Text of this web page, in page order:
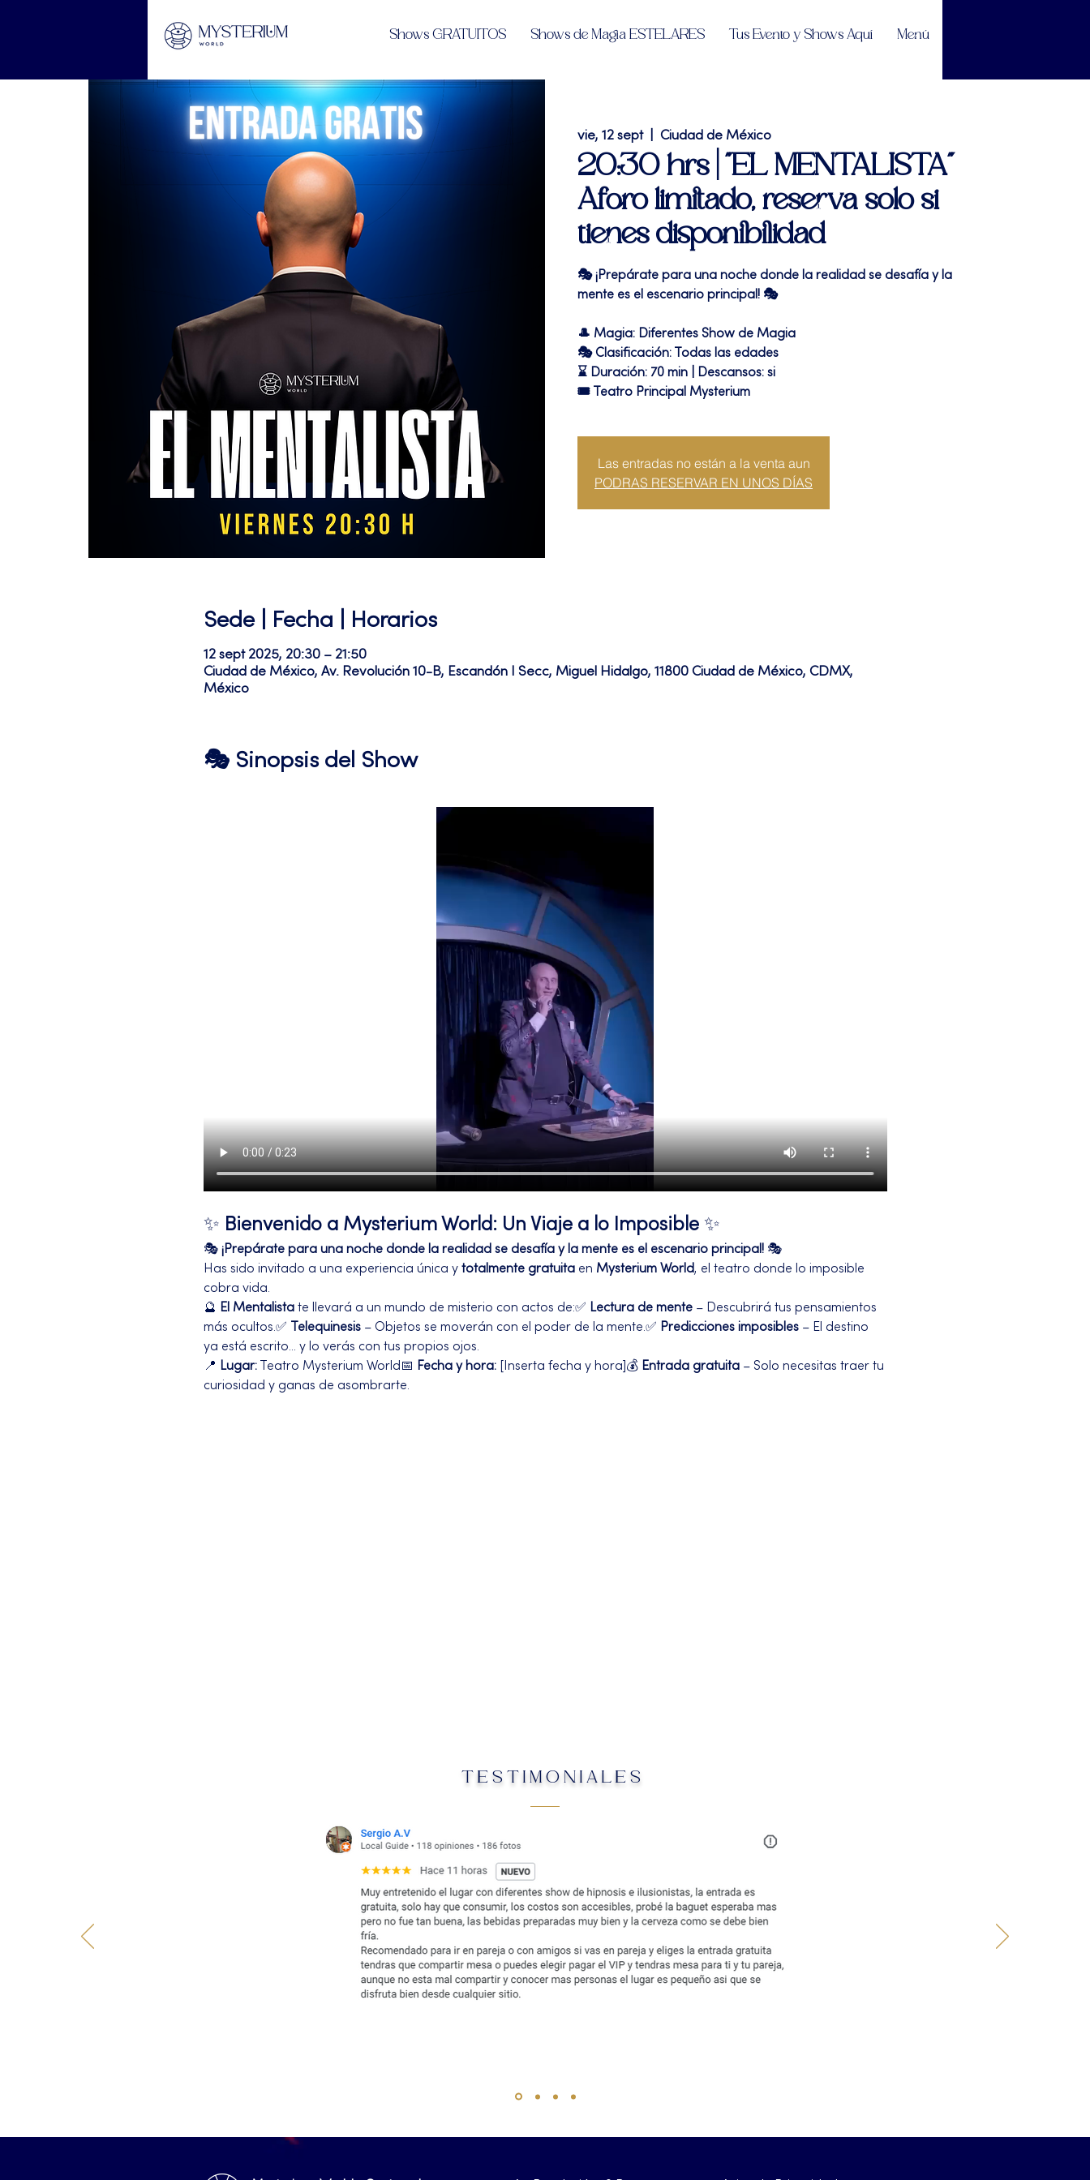
Shows GRATUITOS Shows de Magia ESTELARES Tus Evento y Shows Aquí Menú
vie, 12 sept
  |
Ciudad de México
20:30 hrs | "EL MENTALISTA"
Aforo limitado, reserva solo si
tienes disponibilidad
🎭 ¡Prepárate para una noche donde la realidad se desafía y la
mente es el escenario principal! 🎭
🎩 Magia: Diferentes Show de Magia
🎭 Clasificación: Todas las edades
⌛ Duración: 70 min | Descansos: si
🎟 Teatro Principal Mysterium
Las entradas no están a la venta aun
PODRAS RESERVAR EN UNOS DÍAS
Sede | Fecha | Horarios
12 sept 2025, 20:30 – 21:50
Ciudad de México, Av. Revolución 10-B, Escandón I Secc, Miguel Hidalgo, 11800 Ciudad de México, CDMX,
México
🎭 Sinopsis del Show
✨ Bienvenido a Mysterium World: Un Viaje a lo Imposible ✨
🎭 ¡Prepárate para una noche donde la realidad se desafía y la mente es el escenario principal! 🎭
Has sido invitado a una experiencia única y totalmente gratuita en Mysterium World, el teatro donde lo imposible
cobra vida.
🔮 El Mentalista te llevará a un mundo de misterio con actos de:✅ Lectura de mente – Descubrirá tus pensamientos
más ocultos.✅
Telequinesis – Objetos se moverán con el poder de la mente.✅ Predicciones imposibles – El destino
ya está escrito... y lo verás con tus propios ojos.
📍 Lugar: Teatro Mysterium World📅 Fecha y hora: [Inserta fecha y hora]💰 Entrada gratuita – Solo necesitas traer tu
curiosidad y ganas de asombrarte.
TESTIMONIALES